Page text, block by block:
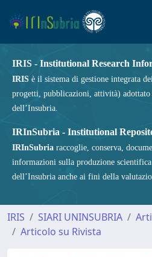
IRIS - Institutional Research
IRIS è il sistema di gestione integrata
progetti, pubblicazioni, attività)
dell’Insubria.
IRInSubria - Institutional
IRInSubria raccoglie, conserva,
informazioni sulla produzione
dell’Insubria anche ai fini della
IRIS SIARI UNINSUBRIA
Articolo su Rivista